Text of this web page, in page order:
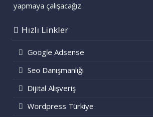
yapmaya çalışacağız.
Hızlı Linkler
Google Adsense
Seo Danışmanlığı
Dijital Alışveriş
Wordpress Türkiye